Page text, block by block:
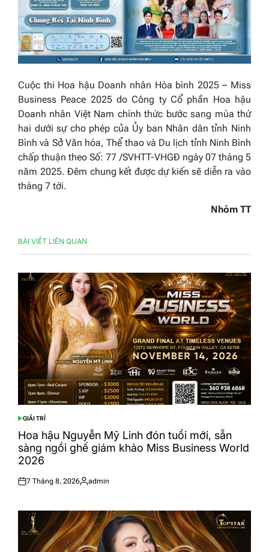
Cuộc thi Hoa hậu Doanh nhân Hòa bình 2025 – Miss
Business Peace 2025 do Công ty Cổ phần Hoa hậu
Doanh nhân Việt Nam chính thức bước sang mùa thứ
hai dưới sự cho phép của Ủy ban Nhân dân tỉnh Ninh
Bình và Sở Văn hóa, Thể thao và Du lịch tỉnh Ninh Bình
chấp thuận theo Số: 77 /SVHTT-VHGĐ ngày 07 tháng 5
năm 2025. Đêm chung kết được dự kiến sẽ diễn ra vào
tháng 7 tới.
Nhóm TT
BÀI VIẾT LIÊN QUAN
POSTED
IN
GIẢI TRÍ
Hoa hậu Nguyễn Mỹ Linh đón tuổi mới, sẵn
sàng ngồi ghế giám khảo Miss Business World
2026
Posted
7 Tháng 8, 2026
Posted
admin